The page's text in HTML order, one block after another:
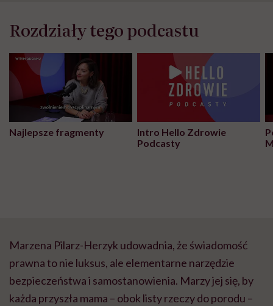
Rozdziały tego podcastu
Najlepsze fragmenty
Intro Hello Zdrowie
Podcasty
Marzena Pilarz-Herzyk udowadnia, że świadomość
prawna to nie luksus, ale elementarne narzędzie
bezpieczeństwa i samostanowienia. Marzy jej się, by
każda przyszła mama – obok listy rzeczy do porodu –